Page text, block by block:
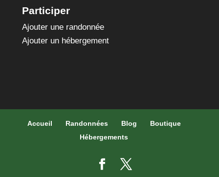
Participer
Ajouter une randonnée
Ajouter un hébergement
Accueil Randonnées Blog
Boutique
Hébergements